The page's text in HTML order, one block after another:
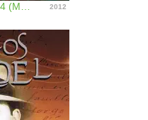
The God of Tango, Vol. 4 (Mano a Mano) 2012